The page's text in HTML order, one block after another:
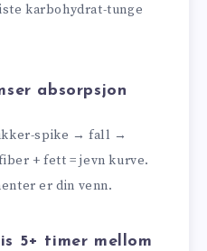
karbohydrat-tunge
absorpsjon
spike → fall →
+ fett = jevn kurve.
er din venn.
5+ timer mellom